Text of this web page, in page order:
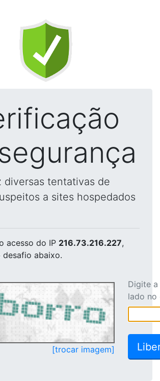
diversas tentativas de
a sites hospedados
acesso do IP 216.73.216.227,
desafio abaixo.
[trocar imagem]
Digite
lado no